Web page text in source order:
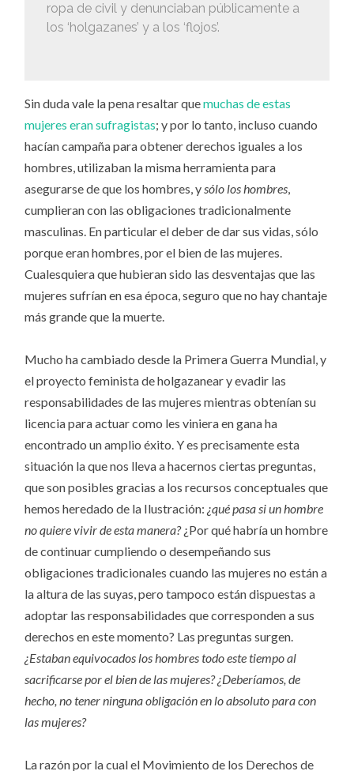
ropa de civil y denunciaban públicamente a
los ‘holgazanes’ y a los ‘flojos’.
Sin duda vale la pena resaltar quemuchas de estas
mujeres eran sufragistas; y por lo tanto, incluso cuando
hacían campaña para obtener derechos iguales a los
hombres, utilizaban la misma herramienta para
asegurarse de que los hombres, y sólo los hombres
cumplieran con las obligaciones tradicionalmente
masculinas. En particular el deber de dar sus vidas, sólo
porque eran hombres, por el bien de las mujeres.
Cualesquiera que hubieran sido las desventajas que las
mujeres sufrían en esa época, seguro que no hay chantaje
más grande que la muerte.
Mucho ha cambiado desde la Primera Guerra Mundial, y
el proyecto feminista de holgazanear y evadir las
responsabilidades de las mujeres mientras obtenían su
licencia para actuar como les viniera en gana ha
encontrado un amplio éxito. Y es precisamente esta
situación la que nos lleva a hacernos ciertas preguntas,
que son posibles gracias a los recursos conceptuales que
hemos heredado de la Ilustración:¿qué pasa si un hombre
no quiere vivir de esta manera?¿Por qué habría un hombre
de continuar cumpliendo o desempeñando sus
obligaciones tradicionales cuando las mujeres no están a
la altura de las suyas, pero tampoco están dispuestas a
adoptar las responsabilidades que corresponden a sus
derechos en este momento? Las preguntas surgen.
¿Estaban equivocados los hombres todo este tiempo al
sacrificarse por el bien de las mujeres? ¿Deberíamos, de
hecho, no tener ninguna obligación en lo absoluto para con
las mujeres?
La razón por la cual el Movimiento de los Derechos de